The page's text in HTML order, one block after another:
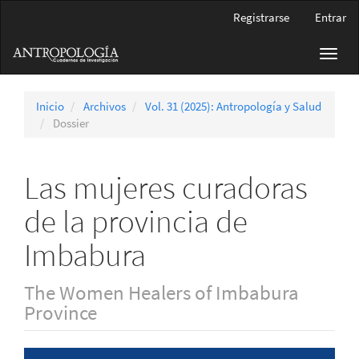
principal
Barra
Registrarse Entrar
Inicio Archivos
Vol. 31 (2025): Antropología y Salud
Dossier
Las mujeres curadoras
de la provincia de
Imbabura
The Women Healers of Imbabura
Province